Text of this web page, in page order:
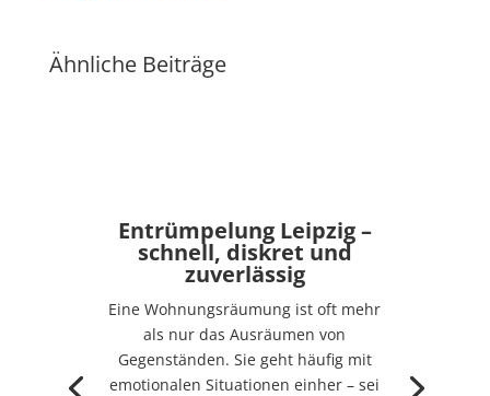
Ähnliche Beiträge
Entrümpelung Leipzig –
schnell, diskret und
zuverlässig
Eine Wohnungsräumung ist oft mehr
als nur das Ausräumen von
Gegenständen. Sie geht häufig mit
emotionalen Situationen einher – sei